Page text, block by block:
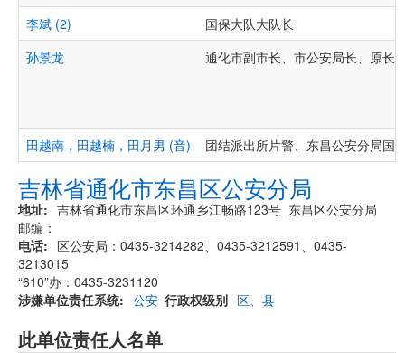
李斌 (2)
国保大队大队长
孙景龙
通化市副市长、市公安局长、原长
田越南，田越楠，田月男 (音) 团结派出所片警、东昌公安分局国
吉林省通化市东昌区公安分局
地址
吉林省通化市东昌区环通乡江畅路123号 东昌区公安分局
邮编：
电话
区公安局：0435-3214282、0435-3212591、0435-
3213015
“610”办：0435-3231120
涉嫌单位责任系统
公安 行政权级别 区、县
此单位责任人名单